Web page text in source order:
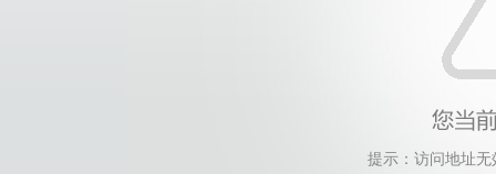
提示：访问地址